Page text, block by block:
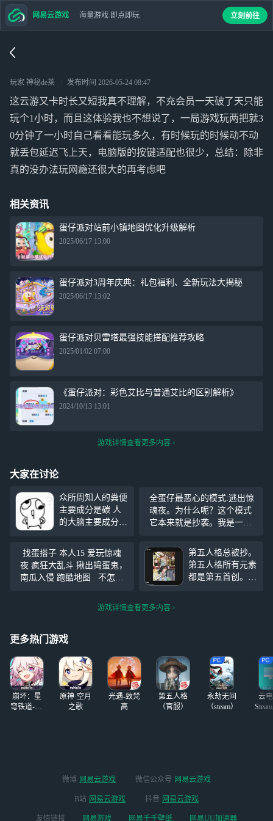
玩家 神秘de莱 发布时间 2026-05-24 08:47
这云游又卡时长又短我真不理解，不充会员一天破了天只能
玩个1小时，而且这体验我也不想说了，一局游戏玩两把就3
0分钟了一小时自己看看能玩多久，有时候玩的时候动不动
就丢包延迟飞上天，电脑版的按键适配也很少，总结：除非
真的没办法玩网瘾还很大的再考虑吧
相关资讯
蛋仔派对站前小镇地图优化升级解析
2025/06/17 13:00
蛋仔派对3周年庆典：礼包福利、全新玩法大揭秘
2025/06/17 13:02
蛋仔派对贝雷塔最强技能搭配推荐攻略
2025/01/02 07:00
《蛋仔派对：彩色艾比与普通艾比的区别解析》
2024/10/13 13:01
游戏详情查看更多内容
大家在讨论
众所周知人的粪便
主要成分是碳 人
的大脑主要成分也
以把对方看成一坨
成精的食 而你是
条 你要吃掉他 (个
人观点不喜勿喷)
全蛋仔最恶心的模式:逃出惊
魂夜。为什么呢？这个模式
它本来就是抄袭。我是一个
西说渔女是哑巴(哑女)，说角
色本身丑，态度就很差。还
有蛋仔没有版权就做这个模
式是何意味？(第五其实一开
找蛋搭子 本人15 爱玩惊魂
夜 疯狂大乱斗 揪出捣蛋鬼，
南瓜入侵 跑酷地图 不怎么
日之前就不会再玩了 ID发在
第五人格总被抄。
第五人格所有元素
都是第五首创。世
游戏详情查看更多内容
更多热门游戏
崩坏：星
穹铁道-4.4
原神·空月
之歌
光遇-致梵
高
第五人格
（官服）
永劫无间
（steam）
云
网易云游戏 海量游戏 即点即玩 立刻前往
微博 网易云游戏 微信公众号 网易云游戏
B站 网易云游戏 抖音 网易云游戏
友情链接 网易游戏 网易千千壁纸 网易UU加速器